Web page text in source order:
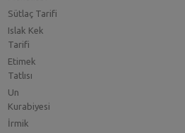
Sütlaç Tarifi
Islak Kek
Tarifi
Etimek
Tatlısı
Un
Kurabiyesi
İrmik